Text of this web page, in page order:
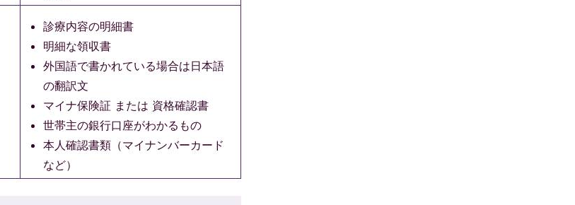
診療内容の明細書
明細な領収書
外国語で書かれている場合は日本語
の翻訳文
マイナ保険証 または 資格確認書
世帯主の銀行口座がわかるもの
本人確認書類（マイナンバーカード
など）